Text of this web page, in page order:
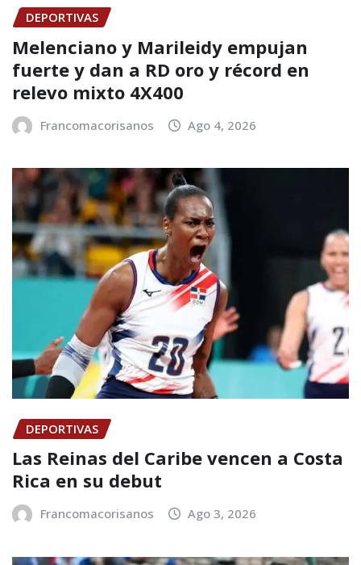
DEPORTIVAS
Melenciano y Marileidy empujan
fuerte y dan a RD oro y récord en
relevo mixto 4X400
Francomacorisanos Ago 4, 2026
DEPORTIVAS
Las Reinas del Caribe vencen a Costa
Rica en su debut
Francomacorisanos Ago 3, 2026